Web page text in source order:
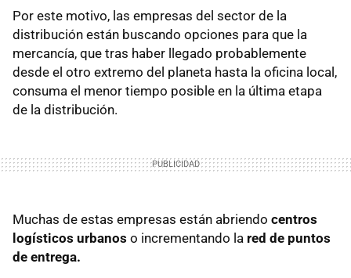
Por este motivo, las empresas del sector de la
distribución están buscando opciones para que la
mercancía, que tras haber llegado probablemente
desde el otro extremo del planeta hasta la oficina local,
consuma el menor tiempo posible en la última etapa
de la distribución.
Muchas de estas empresas están abriendo centros
logísticos urbanos o incrementando la red de puntos
de entrega.